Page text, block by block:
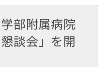
部附属病院
談会」を開